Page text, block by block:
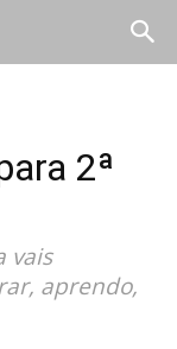
2ª
vais
aprendo,